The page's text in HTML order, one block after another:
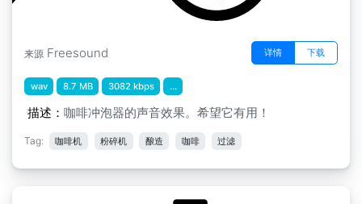
来源 Freesound 详情 下载
wav 8.7 MB 3082 kbps ...
描述： 咖啡冲泡器的声音效果。希望它有用！
Tag: 咖啡机 粉碎机 酿造 咖啡 过滤